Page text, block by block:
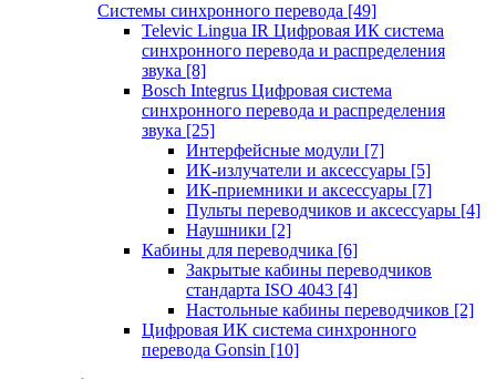
Системы синхронного перевода [49]
Televic Lingua IR Цифровая ИК система
синхронного перевода и распределения
звука [8]
Bosch Integrus Цифровая система
синхронного перевода и распределения
звука [25]
Интерфейсные модули [7]
ИК-излучатели и аксессуары [5]
ИК-приемники и аксессуары [7]
Пульты переводчиков и аксессуары [4]
Наушники [2]
Кабины для переводчика [6]
Закрытые кабины переводчиков
стандарта ISO 4043 [4]
Настольные кабины переводчиков [2]
Цифровая ИК система синхронного
перевода Gonsin [10]